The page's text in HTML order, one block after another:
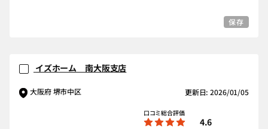
保存
イズホーム 南大阪支店
大阪府 堺市中区 更新日: 2026/01/05
口コミ総合評価
4.6